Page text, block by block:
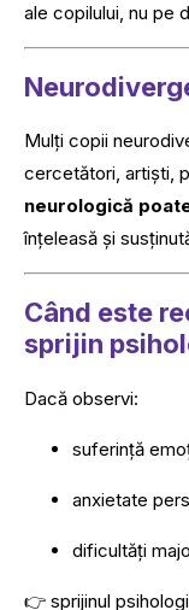
ale copilului, nu pe
Mulți copii
cercetători, artiști,
neurologică
înțeleasă și
Când este
sprijin
Dacă observi:
suferință
anxietate
dificultăți
👉 sprijinul